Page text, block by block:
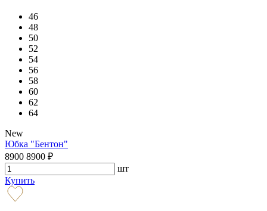
46
48
50
52
54
56
58
60
62
64
New
Юбка "Бентон"
8900 8900 ₽
шт
Купить